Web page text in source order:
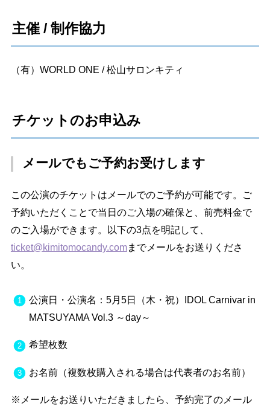
主催 / 制作協力
（有）WORLD ONE / 松山サロンキティ
チケットのお申込み
メールでもご予約お受けします
この公演のチケットはメールでのご予約が可能です。ご
予約いただくことで当日のご入場の確保と、前売料金で
のご入場ができます。以下の3点を明記して、
ticket@kimitomocandy.comまでメールをお送りくださ
い。
公演日・公演名：5月5日（木・祝）IDOL Carnivar in
MATSUYAMA Vol.3 ～day～
希望枚数
お名前（複数枚購入される場合は代表者のお名前）
※メールをお送りいただきましたら、予約完了のメール